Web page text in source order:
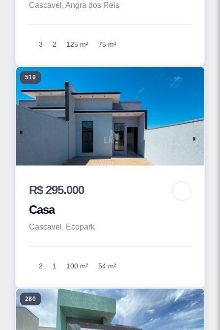
Cascavel, Angra dos Reis
3 2 125 m² 75 m²
510
R$ 295.000
Casa
Cascavel, Ecopark
2 1 100 m² 54 m²
280